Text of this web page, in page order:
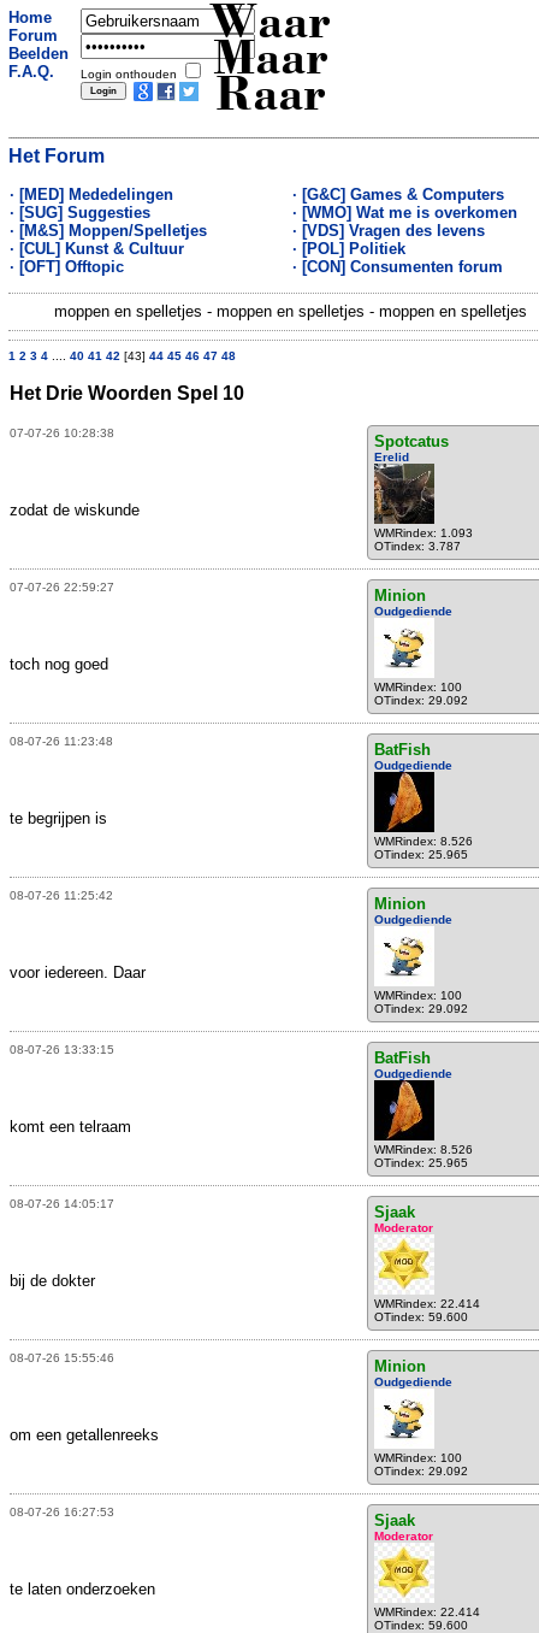
Home
Forum
Beelden
F.A.Q.
Login onthouden
Waar
Maar
Raar
Het Forum
· [MED] Mededelingen
· [SUG] Suggesties
· [M&S] Moppen/Spelletjes
· [CUL] Kunst & Cultuur
· [OFT] Offtopic
· [G&C] Games & Computers
· [WMO] Wat me is overkomen
· [VDS] Vragen des levens
· [POL] Politiek
· [CON] Consumenten forum
moppen en spelletjes - moppen en spelletjes - moppen en spelletjes
1 2 3 4 40 41 42 [43] 44 45 46 47 48
Het Drie Woorden Spel 10
07-07-26 10:28:38 Spotcatus
Erelid
WMRindex: 1.093
OTindex: 3.787
zodat de wiskunde
07-07-26 22:59:27 Minion
Oudgediende
WMRindex: 100
OTindex: 29.092
toch nog goed
08-07-26 11:23:48 BatFish
Oudgediende
WMRindex: 8.526
OTindex: 25.965
te begrijpen is
08-07-26 11:25:42 Minion
Oudgediende
WMRindex: 100
OTindex: 29.092
voor iedereen. Daar
08-07-26 13:33:15 BatFish
Oudgediende
WMRindex: 8.526
OTindex: 25.965
komt een telraam
08-07-26 14:05:17 Sjaak
Moderator
WMRindex: 22.414
OTindex: 59.600
bij de dokter
08-07-26 15:55:46 Minion
Oudgediende
WMRindex: 100
OTindex: 29.092
om een getallenreeks
08-07-26 16:27:53 Sjaak
Moderator
WMRindex: 22.414
OTindex: 59.600
te laten onderzoeken